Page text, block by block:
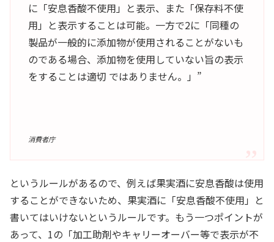
に「安息香酸不使用」と表示、また「保存料不使
用」と表示することは可能。一方で2に「同種の
製品が一般的に添加物が使用されることがないも
のである場合、添加物を使用していない旨の表示
をすることは適切 ではありません。」”
消費者庁
というルールがあるので、例えば果実酒に安息香酸は使用
することができないため、果実酒に「安息香酸不使用」と
書いてはいけないというルールです。もう一つポイントが
あって、1の「加工助剤やキャリーオーバー等で表示が不